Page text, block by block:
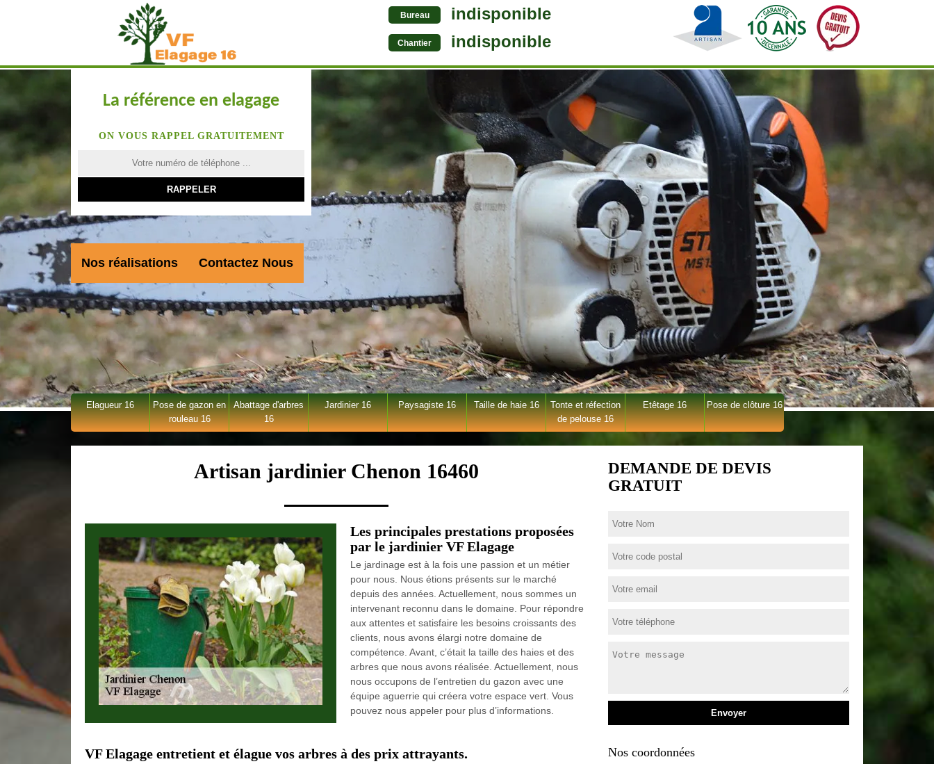
Bureau indisponible
Chantier indisponible
La référence en elagage
ON VOUS RAPPEL GRATUITEMENT
Nos réalisations Contactez Nous
Elagueur 16
Pose de gazon en
rouleau 16
Abattage d'arbres
16
Jardinier 16 Paysagiste 16 Taille de haie 16
Tonte et réfection
de pelouse 16
Etêtage 16 Pose de clôture 16
Artisan jardinier Chenon 16460
Les principales prestations proposées
par le jardinier VF Elagage
Le jardinage est à la fois une passion et un métier
pour nous. Nous étions présents sur le marché
depuis des années. Actuellement, nous sommes un
intervenant reconnu dans le domaine. Pour répondre
aux attentes et satisfaire les besoins croissants des
clients, nous avons élargi notre domaine de
compétence. Avant, c’était la taille des haies et des
arbres que nous avons réalisée. Actuellement, nous
nous occupons de l’entretien du gazon avec une
équipe aguerrie qui créera votre espace vert. Vous
pouvez nous appeler pour plus d’informations.
VF Elagage entretient et élague vos arbres à des prix attrayants.
DEMANDE DE DEVIS
GRATUIT
Nos coordonnées